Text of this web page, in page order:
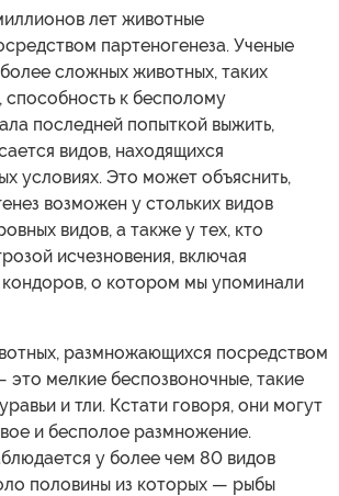
лет животные
партеногенеза. Ученые
сложных животных, таких
способность к бесполому
последней попыткой выжить,
видов, находящихся
условиях. Это может объяснить,
возможен у стольких видов
видов, а также у тех, кто
исчезновения, включая
о котором мы упоминали
размножающихся посредством
это мелкие беспозвоночные, такие
и тли. Кстати говоря, они могут
и бесполое размножение.
у более чем 80 видов
половины из которых — рыбы